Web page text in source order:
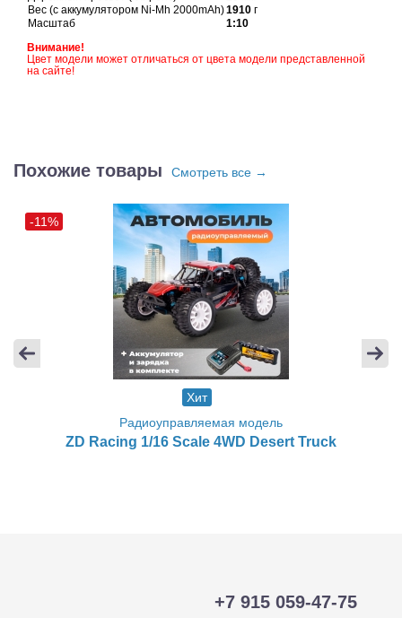
Вес (с аккумулятором Ni-Mh 2000mAh)1910 г
Масштаб
1:10
Внимание!
Цвет модели может отличаться от цвета модели представленной
на сайте!
Похожие товары Смотреть все →
-11%
Хит
Радиоуправляемая модель
ZD Racing 1/16 Scale 4WD Desert Truck
+7 915 059-47-75